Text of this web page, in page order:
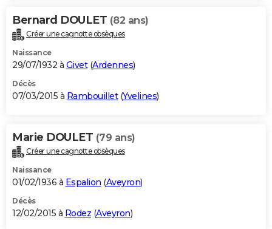
Bernard DOULET (82 ans)
Créer une cagnotte obsèques
Naissance
29/07/1932 à Givet(Ardennes)
Décès
07/03/2015 à Rambouillet(Yvelines)
Marie DOULET (79 ans)
Créer une cagnotte obsèques
Naissance
01/02/1936 à Espalion (Aveyron)
Décès
12/02/2015 à Rodez (Aveyron)